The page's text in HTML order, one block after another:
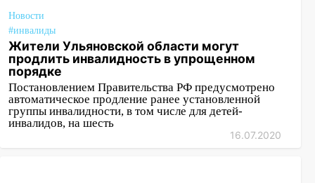
Новости
#инвалиды
Жители Ульяновской области могут
продлить инвалидность в упрощенном
порядке
Постановлением Правительства РФ предусмотрено
автоматическое продление ранее установленной
группы инвалидности, в том числе для детей-
инвалидов, на шесть
16.07.2020